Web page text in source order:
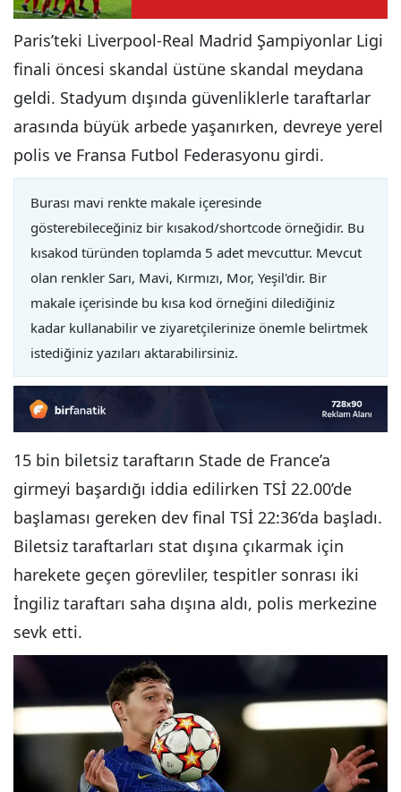
Paris’teki Liverpool-Real Madrid Şampiyonlar Ligi
finali öncesi skandal üstüne skandal meydana
geldi. Stadyum dışında güvenliklerle taraftarlar
arasında büyük arbede yaşanırken, devreye yerel
polis ve Fransa Futbol Federasyonu girdi.
Burası mavi renkte makale içeresinde
gösterebileceğiniz bir kısakod/shortcode örneğidir. Bu
kısakod türünden toplamda 5 adet mevcuttur. Mevcut
olan renkler Sarı, Mavi, Kırmızı, Mor, Yeşil'dir. Bir
makale içerisinde bu kısa kod örneğini dilediğiniz
kadar kullanabilir ve ziyaretçilerinize önemle belirtmek
istediğiniz yazıları aktarabilirsiniz.
15 bin biletsiz taraftarın Stade de France’a
girmeyi başardığı iddia edilirken TSİ 22.00’de
başlaması gereken dev final TSİ 22:36’da başladı.
Biletsiz taraftarları stat dışına çıkarmak için
harekete geçen görevliler, tespitler sonrası iki
İngiliz taraftarı saha dışına aldı, polis merkezine
sevk etti.